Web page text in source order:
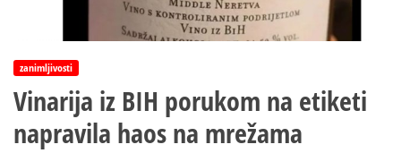
zanimljivosti
Vinarija iz BIH porukom na etiketi
napravila haos na mrežama